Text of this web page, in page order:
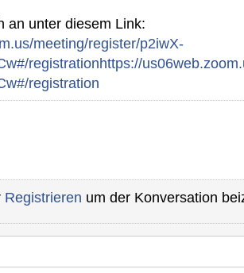
an unter diesem Link:
meeting/register/p2iwX-
registrationhttps://
registration
Registrieren um der Konversation